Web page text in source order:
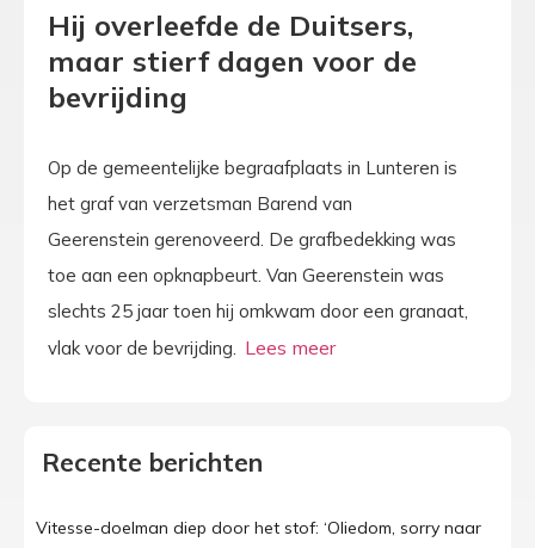
Hij overleefde de Duitsers,
maar stierf dagen voor de
bevrijding
Op de gemeentelijke begraafplaats in Lunteren is
het graf van verzetsman Barend van
Geerenstein gerenoveerd. De grafbedekking was
toe aan een opknapbeurt. Van Geerenstein was
slechts 25 jaar toen hij omkwam door een granaat,
vlak voor de bevrijding.
Recente berichten
Vitesse-doelman diep door het stof: ‘Oliedom, sorry naar